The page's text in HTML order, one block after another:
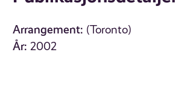
Arrangement: (Toronto)
År: 2002